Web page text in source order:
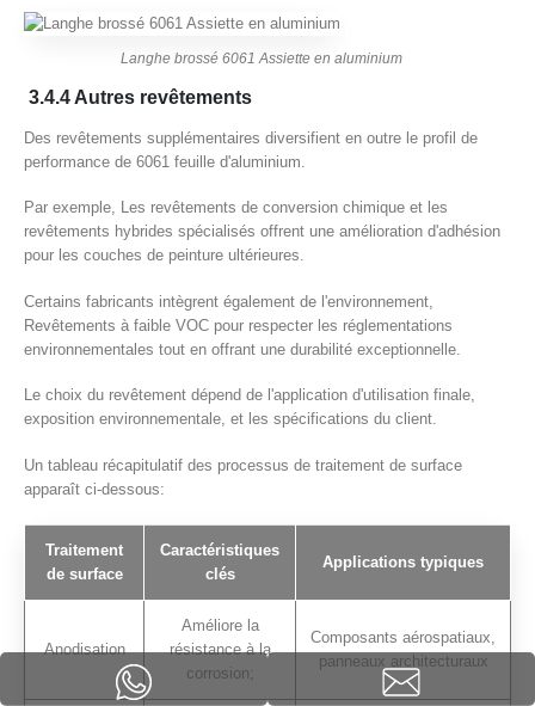
Langhe brossé 6061 Assiette en aluminium
3.4.4 Autres revêtements
Des revêtements supplémentaires diversifient en outre le profil de
performance de 6061 feuille d'aluminium.
Par exemple, Les revêtements de conversion chimique et les
revêtements hybrides spécialisés offrent une amélioration d'adhésion
pour les couches de peinture ultérieures.
Certains fabricants intègrent également de l'environnement,
Revêtements à faible VOC pour respecter les réglementations
environnementales tout en offrant une durabilité exceptionnelle.
Le choix du revêtement dépend de l'application d'utilisation finale,
exposition environnementale, et les spécifications du client.
Un tableau récapitulatif des processus de traitement de surface
apparaît ci-dessous:
Traitement
de surface
Caractéristiques
clés
Applications typiques
Anodisation
Améliore la
résistance à la
corrosion;
Composants aérospatiaux,
panneaux architecturaux